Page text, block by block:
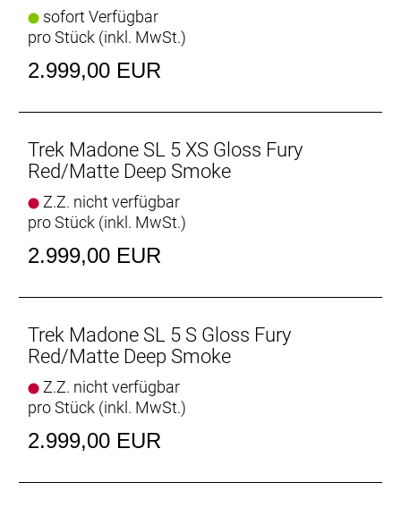
Komforttechnologie jetzt leichter und vertikal noch
nachgiebiger.
Im Rennsport verwurzelt
neuen Madone SL.
Verstellbares Aero-Cockpit
Der im Vergleich zum Unterlenker schmalere
Oberlenker des Madone Gen 8 ermöglicht eine auf
Aerodynamik oder Power optimierte Positionierung
auf dem Bike. Und dank zweiteiligem
Optionale aerodynamische Trinkflaschen für noch
Die zusammen mit den Full System Foil
Rohrformen des Madone entwickelten RSL Aero-
Trinkflaschen und Flaschenhalter machen das
gesamte System schneller.
sofort Verfügbar
pro Stück (inkl. MwSt.)
2.999,00 EUR
Trek Madone SL 5 XS Gloss Fury
Red/Matte Deep Smoke
Z.Z. nicht verfügbar
pro Stück (inkl. MwSt.)
2.999,00 EUR
Trek Madone SL 5 S Gloss Fury
Red/Matte Deep Smoke
Z.Z. nicht verfügbar
pro Stück (inkl. MwSt.)
2.999,00 EUR